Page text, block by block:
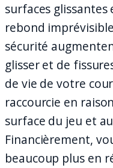
surfaces
rebond
sécurité
glisser et de
de vie de votre
raccourcie en
surface du jeu et
Financièrement,
beaucoup plus en